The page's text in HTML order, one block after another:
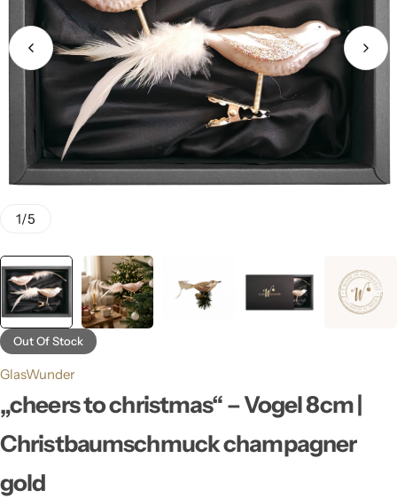
1/5
Out Of Stock
GlasWunder
„cheers to christmas“ – Vogel 8cm |
Christbaumschmuck champagner
gold